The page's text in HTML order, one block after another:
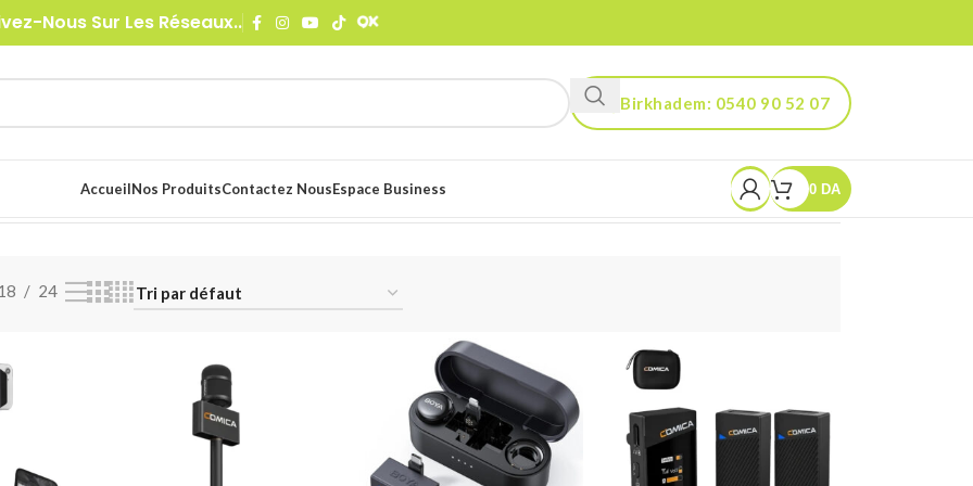
Nous Sur Les Réseaux..
Birkhadem: 0540 90 52 07
Kouba: 0560 90 52 03
AccueilNos ProduitsContactez NousEspace Business 0 DA
24